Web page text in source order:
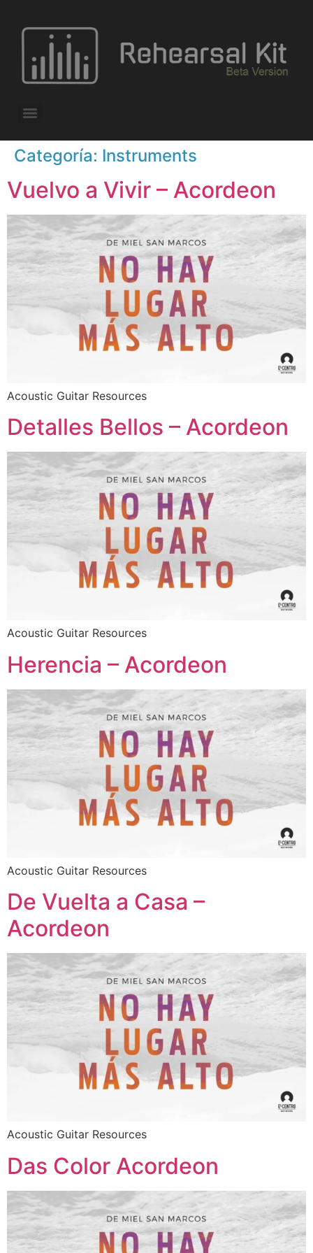
Categoría: Instruments
Vuelvo a Vivir – Acordeon
Acoustic Guitar Resources
Detalles Bellos – Acordeon
Acoustic Guitar Resources
Herencia – Acordeon
Acoustic Guitar Resources
De Vuelta a Casa –
Acordeon
Acoustic Guitar Resources
Das Color Acordeon